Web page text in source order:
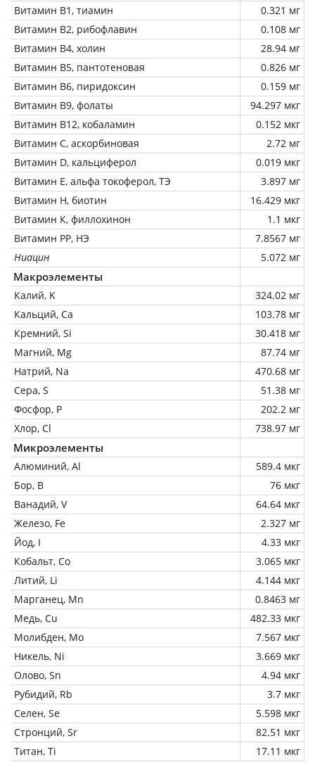
Витамин В1, тиамин
0.321 мг
Витамин В2, рибофлавин
0.108 мг
Витамин В4, холин
28.94 мг
Витамин В5, пантотеновая
0.826 мг
Витамин В6, пиридоксин
0.159 мг
Витамин В9, фолаты
94.297 мкг
Витамин В12, кобаламин
0.152 мкг
Витамин C, аскорбиновая
2.72 мг
Витамин D, кальциферол
0.019 мкг
Витамин Е, альфа токоферол, ТЭ
3.897 мг
Витамин Н, биотин
16.429 мкг
Витамин К, филлохинон
1.1 мкг
Витамин РР, НЭ
7.8567 мг
Ниацин
5.072 мг
Макроэлементы
Калий, K
324.02 мг
Кальций, Ca
103.78 мг
Кремний, Si
30.418 мг
Магний, Mg
87.74 мг
Натрий, Na
470.68 мг
Сера, S
51.38 мг
Фосфор, P
202.2 мг
Хлор, Cl
738.97 мг
Микроэлементы
Алюминий, Al
589.4 мкг
Бор, B
76 мкг
Ванадий, V
64.64 мкг
Железо, Fe
2.327 мг
Йод, I
4.33 мкг
Кобальт, Co
3.065 мкг
Литий, Li
4.144 мкг
Марганец, Mn
0.8463 мг
Медь, Cu
482.33 мкг
Молибден, Mo
7.567 мкг
Никель, Ni
3.669 мкг
Олово, Sn
4.94 мкг
Рубидий, Rb
3.7 мкг
Селен, Se
5.598 мкг
Стронций, Sr
82.51 мкг
Титан, Ti
17.11 мкг